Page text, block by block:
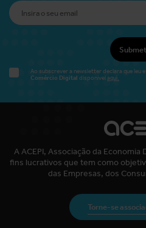
Ao subscrever a newsletter declara que leu
Comércio Digital disponível aqui.
A ACEPI, Associação da
fins lucrativos que tem como
das Empresas, dos
Torne-se